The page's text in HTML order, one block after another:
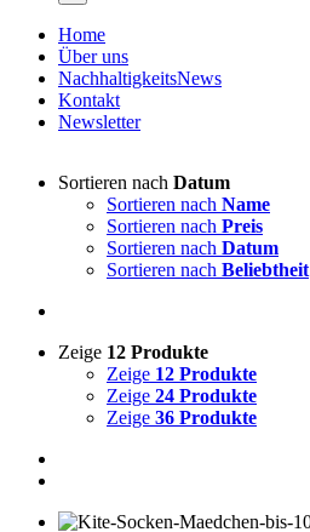
Home
Über uns
NachhaltigkeitsNews
Kontakt
Newsletter
Sortieren nach Datum
Sortieren nach Name
Sortieren nach Preis
Sortieren nach Datum
Sortieren nach Beliebtheit
Zeige 12 Produkte
Zeige 12 Produkte
Zeige 24 Produkte
Zeige 36 Produkte